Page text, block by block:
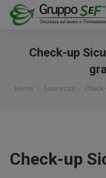
Check-up
Tu sei qui:
Home Sicurezza
Check-up